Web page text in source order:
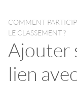
COMMENT
LE CLASSEMENT ?
Ajouter
lien